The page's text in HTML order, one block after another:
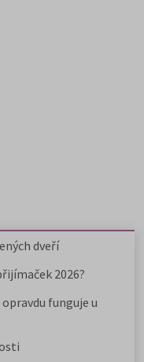
dveří
2026?
funguje u